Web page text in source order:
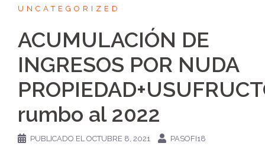
UNCATEGORIZED
ACUMULACIÓN DE
INGRESOS POR NUDA
rumbo al 2022
PUBLICADO ELOCTUBRE 8, 2021 PASOFI18